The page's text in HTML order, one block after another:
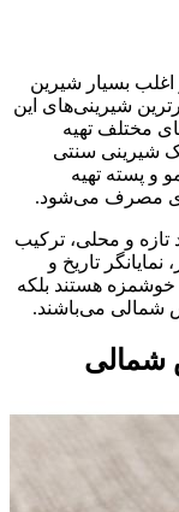
بسیار شیرین
شیرینی‌های این
مختلف تهیه
شیرینی سنتی
و پسته تهیه
مصرف می‌شود.
تازه و محلی، ترکیب
تاریخ و
خوشمزه هستند بلکه
شمالی می‌باشند.
شمالی